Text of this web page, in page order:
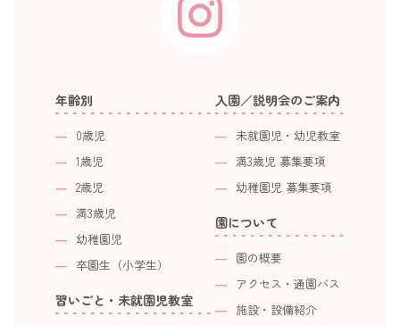
年齢別
0歳児
1歳児
2歳児
満3歳児
幼稚園児
卒園生（小学生）
習いごと・未就園児教室
入園／説明会のご案内
未就園児・幼児教室
満3歳児 募集要項
幼稚園児 募集要項
園について
園の概要
アクセス・通園バス
施設・設備紹介